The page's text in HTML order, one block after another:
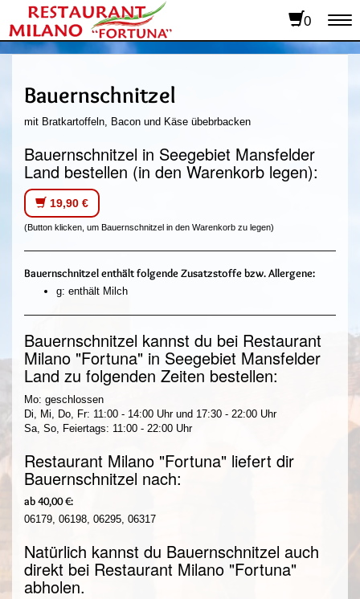
0
Bauernschnitzel
mit Bratkartoffeln, Bacon und Käse übebrbacken
Bauernschnitzel in Seegebiet Mansfelder
Land bestellen (in den Warenkorb legen):
19,90 €
(Button klicken, um Bauernschnitzel in den Warenkorb zu legen)
Bauernschnitzel enthält folgende Zusatzstoffe bzw. Allergene:
g: enthält Milch
Bauernschnitzel kannst du bei Restaurant
Milano "Fortuna" in Seegebiet Mansfelder
Land zu folgenden Zeiten bestellen:
Mo: geschlossen
Di, Mi, Do, Fr: 11:00 - 14:00 Uhr und 17:30 - 22:00 Uhr
Sa, So, Feiertags: 11:00 - 22:00 Uhr
Restaurant Milano "Fortuna" liefert dir
Bauernschnitzel nach:
ab 40,00 €:
06179, 06198, 06295, 06317
Natürlich kannst du Bauernschnitzel auch
direkt bei Restaurant Milano "Fortuna"
abholen.